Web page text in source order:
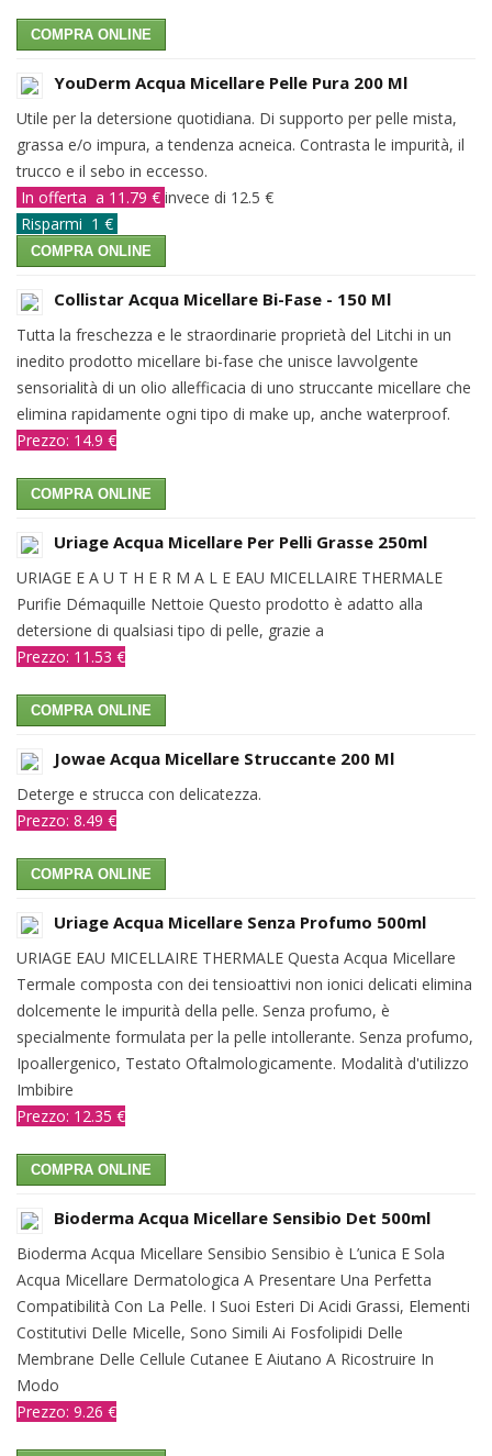
COMPRA ONLINE
YouDerm Acqua Micellare Pelle Pura 200 Ml
Utile per la detersione quotidiana. Di supporto per pelle mista,
grassa e/o impura, a tendenza acneica. Contrasta le impurità, il
trucco e il sebo in eccesso.
In offerta a 11.79 € invece di 12.5 €
Risparmi 1 €
COMPRA ONLINE
Collistar Acqua Micellare Bi-Fase - 150 Ml
Tutta la freschezza e le straordinarie proprietà del Litchi in un
inedito prodotto micellare bi-fase che unisce lavvolgente
sensorialità di un olio allefficacia di uno struccante micellare che
elimina rapidamente ogni tipo di make up, anche waterproof.
Prezzo: 14.9 €
COMPRA ONLINE
Uriage Acqua Micellare Per Pelli Grasse 250ml
URIAGE E A U T H E R M A L E EAU MICELLAIRE THERMALE
Purifie Démaquille Nettoie Questo prodotto è adatto alla
detersione di qualsiasi tipo di pelle, grazie a
Prezzo: 11.53 €
COMPRA ONLINE
Jowae Acqua Micellare Struccante 200 Ml
Deterge e strucca con delicatezza.
Prezzo: 8.49 €
COMPRA ONLINE
Uriage Acqua Micellare Senza Profumo 500ml
URIAGE EAU MICELLAIRE THERMALE Questa Acqua Micellare
Termale composta con dei tensioattivi non ionici delicati elimina
dolcemente le impurità della pelle. Senza profumo, è
specialmente formulata per la pelle intollerante. Senza profumo,
Ipoallergenico, Testato Oftalmologicamente. Modalità d'utilizzo
Imbibire
Prezzo: 12.35 €
COMPRA ONLINE
Bioderma Acqua Micellare Sensibio Det 500ml
Bioderma Acqua Micellare Sensibio Sensibio è L’unica E Sola
Acqua Micellare Dermatologica A Presentare Una Perfetta
Compatibilità Con La Pelle. I Suoi Esteri Di Acidi Grassi, Elementi
Costitutivi Delle Micelle, Sono Simili Ai Fosfolipidi Delle
Membrane Delle Cellule Cutanee E Aiutano A Ricostruire In
Modo
Prezzo: 9.26 €